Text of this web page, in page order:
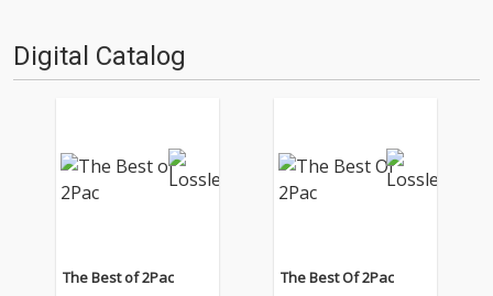
Digital Catalog
The Best of 2Pac The Best Of 2Pac